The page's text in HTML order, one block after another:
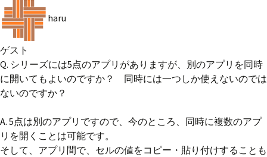
haru
ゲスト
Q. シリーズには5点のアプリがありますが、別のアプリを同時
に開いてもよいのですか？ 同時には一つしか使えないのでは
ないのですか？
A. 5点は別のアプリですので、今のところ、同時に複数のアプ
リを開くことは可能です。
そして、アプリ間で、セルの値をコピー・貼り付けすることも